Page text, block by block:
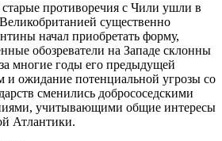
противоречия с Чили ушли в
существенно
начал приобретать форму,
обозреватели на Западе склонны
многие годы его предыдущей
и ожидание потенциальной угрозы со
сменились добрососедскими
учитывающими общие интересы
Атлантики.